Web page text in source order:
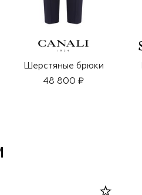
Шерстяные брюки
48 800 ₽